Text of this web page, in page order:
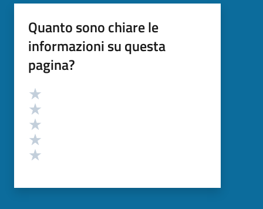
Quanto sono chiare le
informazioni su questa
pagina?
Valutazione